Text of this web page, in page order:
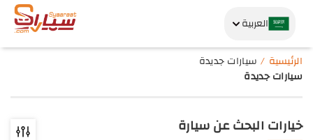
العربية
الرئيسية
سيارات جديدة
سيارات جديدة
خيارات البحث عن سيارة